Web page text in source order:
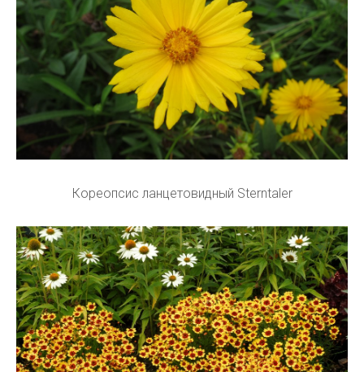
Кореопсис ланцетовидный Sterntaler